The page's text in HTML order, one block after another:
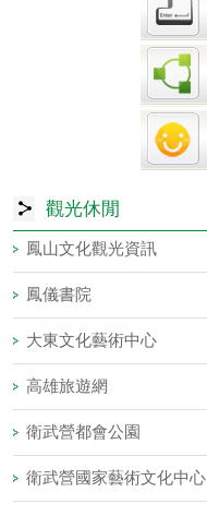
觀光休閒
鳳山文化觀光資訊
鳳儀書院
大東文化藝術中心
高雄旅遊網
衛武營都會公園
衛武營國家藝術文化中心